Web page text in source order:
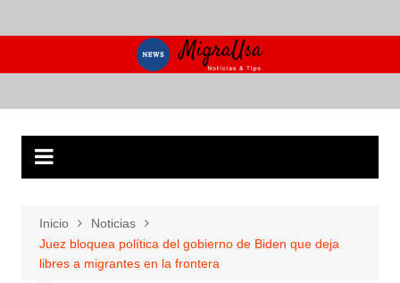
al
Inicio
Noticias
Juez bloquea política del gobierno de Biden que deja
libres a migrantes en la frontera